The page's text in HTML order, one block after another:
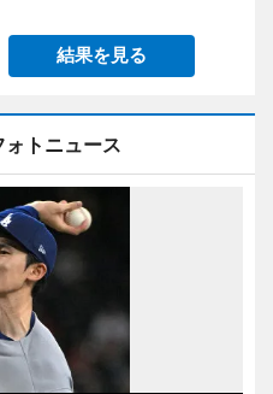
結果を見る
ォトニュース